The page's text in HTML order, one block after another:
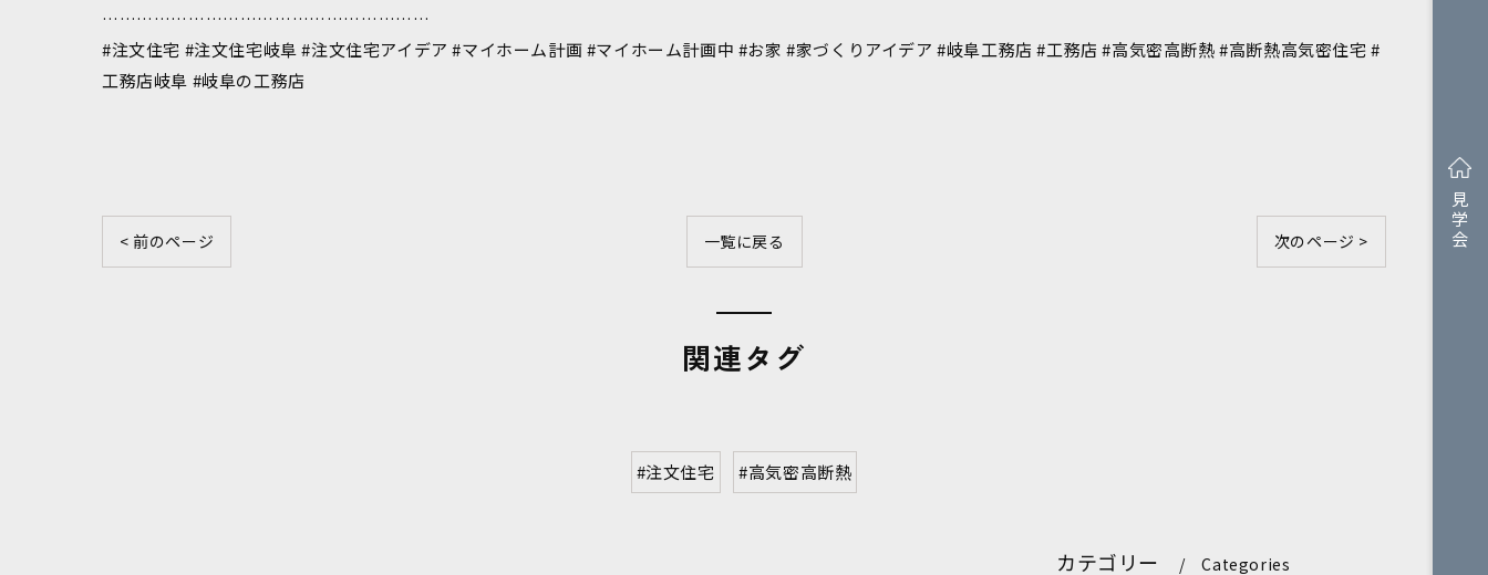
見学会
…………………………………………………
#注文住宅 #注文住宅岐阜 #注文住宅アイデア #マイホーム計画 #マイホーム計画中 #お家 #家づくりアイデア #岐阜工務店 #工務店 #高気密高断熱 #高断熱高気密住宅 #
工務店岐阜 #岐阜の工務店
< 前のページ 一覧に戻る 次のページ >
関連タグ
#注文住宅 #高気密高断熱
カテゴリー Categories